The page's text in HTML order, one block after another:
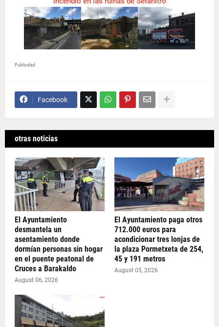
Publicidad
Facebook
otras noticias
El Ayuntamiento
desmantela un
asentamiento donde
dormían personas sin hogar
en el puente peatonal de
Cruces a Barakaldo
August 06, 2026
El Ayuntamiento paga otros
712.000 euros para
acondicionar tres lonjas de
la plaza Pormetxeta de 254,
45 y 191 metros
August 05, 2026